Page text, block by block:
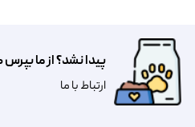
پیدا نشد؟ از ما
​​​ارتباط با ما